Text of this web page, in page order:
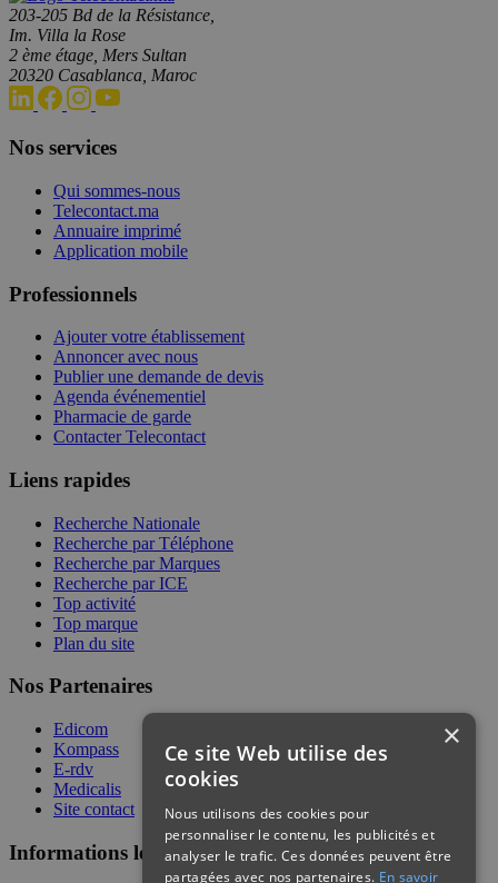
203-205 Bd de la Résistance,
Im. Villa la Rose
2 ème étage, Mers Sultan
20320 Casablanca, Maroc
Nos services
Qui sommes-nous
Telecontact.ma
Annuaire imprimé
Application mobile
Professionnels
Ajouter votre établissement
Annoncer avec nous
Publier une demande de devis
Agenda événementiel
Pharmacie de garde
Contacter Telecontact
Liens rapides
Recherche Nationale
Recherche par Téléphone
Recherche par Marques
Recherche par ICE
Top activité
Top marque
Plan du site
Nos Partenaires
Edicom
Kompass
E-rdv
Medicalis
Site contact
Informations légales
×
Ce site Web utilise des
cookies
Nous utilisons des cookies pour
personnaliser le contenu, les publicités et
analyser le trafic. Ces données peuvent être
partagées avec nos partenaires. En savoir